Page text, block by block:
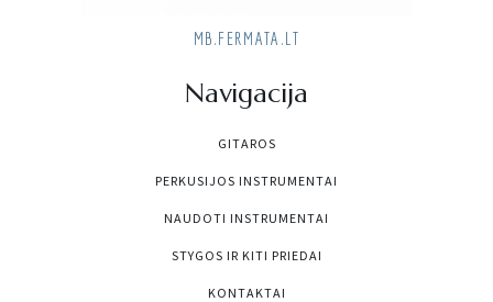
MB.FERMATA.LT
Navigacija
GITAROS
PERKUSIJOS INSTRUMENTAI
NAUDOTI INSTRUMENTAI
STYGOS IR KITI PRIEDAI
KONTAKTAI